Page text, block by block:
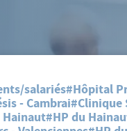
salariés#Hôpital
- Cambrai#Clinique
#HP du